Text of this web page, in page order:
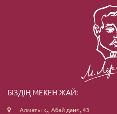
БІЗДІҢ МЕКЕН ЖАЙ:
Алматы қ., Абай даңғ., 43